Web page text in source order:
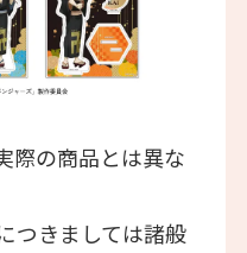
際の商品とは異な
つきましては諸般